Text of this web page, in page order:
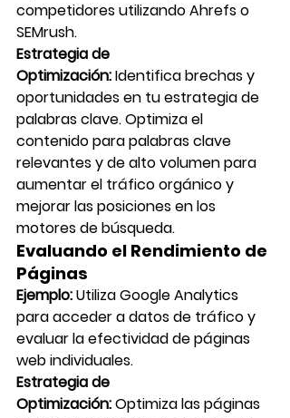
competidores utilizando Ahrefs o
SEMrush.
Estrategia de
Optimización: Identifica brechas y
oportunidades en tu estrategia de
palabras clave. Optimiza el
contenido para palabras clave
relevantes y de alto volumen para
aumentar el tráfico orgánico y
mejorar las posiciones en los
motores de búsqueda.
Evaluando el Rendimiento de
Páginas
Ejemplo: Utiliza Google Analytics
para acceder a datos de tráfico y
evaluar la efectividad de páginas
web individuales.
Estrategia de
Optimización: Optimiza las páginas